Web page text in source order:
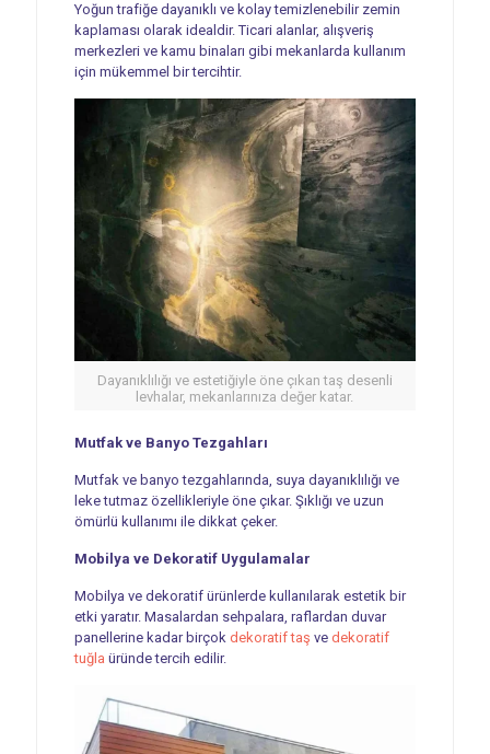
Yoğun trafiğe dayanıklı ve kolay temizlenebilir zemin
kaplaması olarak idealdir. Ticari alanlar, alışveriş
merkezleri ve kamu binaları gibi mekanlarda kullanım
için mükemmel bir tercihtir.
Dayanıklılığı ve estetiğiyle öne çıkan taş desenli
levhalar, mekanlarınıza değer katar.
Mutfak ve Banyo Tezgahları
Mutfak ve banyo tezgahlarında, suya dayanıklılığı ve
leke tutmaz özellikleriyle öne çıkar. Şıklığı ve uzun
ömürlü kullanımı ile dikkat çeker.
Mobilya ve Dekoratif Uygulamalar
Mobilya ve dekoratif ürünlerde kullanılarak estetik bir
etki yaratır. Masalardan sehpalara, raflardan duvar
panellerine kadar birçok dekoratif taş ve dekoratif
tuğla üründe tercih edilir.